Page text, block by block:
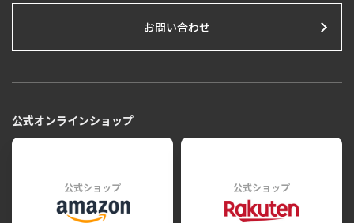
お問い合わせ
公式オンラインショップ
公式ショップ 公式ショップ